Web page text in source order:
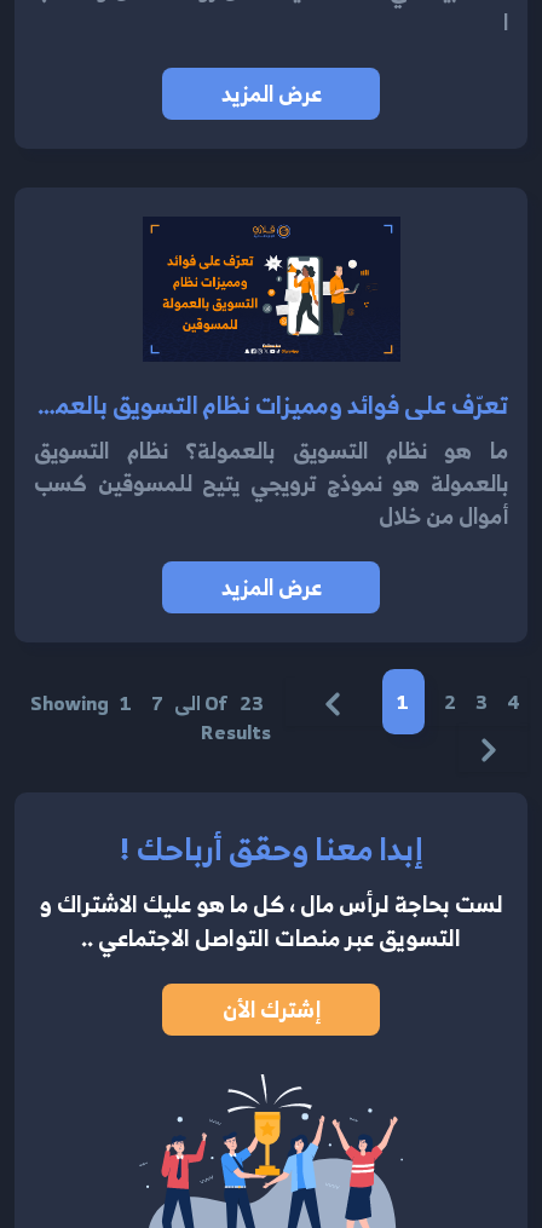
ا
عرض المزيد
تعرّف على فوائد ومميزات نظام التسويق بالعمولة للمسوقين 2024
ما هو نظام التسويق بالعمولة؟ نظام التسويق
بالعمولة هو نموذج ترويجي يتيح للمسوقين كسب
أموال من خلال
عرض المزيد
Showing 1 الى 7 Of 23
Results
1 2 3 4
إبدا معنا وحقق أرباحك !
لست بحاجة لرأس مال ، كل ما هو عليك الاشتراكو
التسويق عبر منصات التواصل الاجتماعي ..
إشترك الأن